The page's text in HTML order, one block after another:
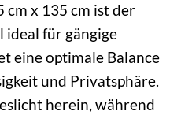
x 135 cm ist der
ideal für gängige
eine optimale Balance
und Privatsphäre.
herein, während